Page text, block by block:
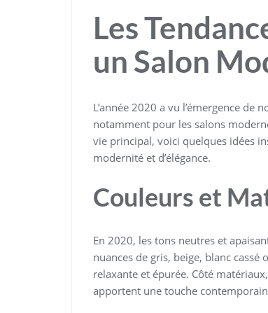
Les
un Salon
L’année 2020 a vu l’émergence
notamment pour les salons
vie principal, voici quelques idées
modernité et d’élégance.
Couleurs et
En 2020, les tons neutres et
nuances de gris, beige, blanc
relaxante et épurée. Côté
apportent une touche